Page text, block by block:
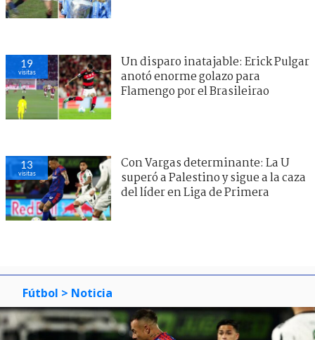
19
visitas
Un disparo inatajable: Erick Pulgar
anotó enorme golazo para
Flamengo por el Brasileirao
13
visitas
Con Vargas determinante: La U
superó a Palestino y sigue a la caza
del líder en Liga de Primera
Fútbol > Noticia